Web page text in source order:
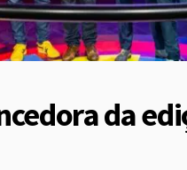
da